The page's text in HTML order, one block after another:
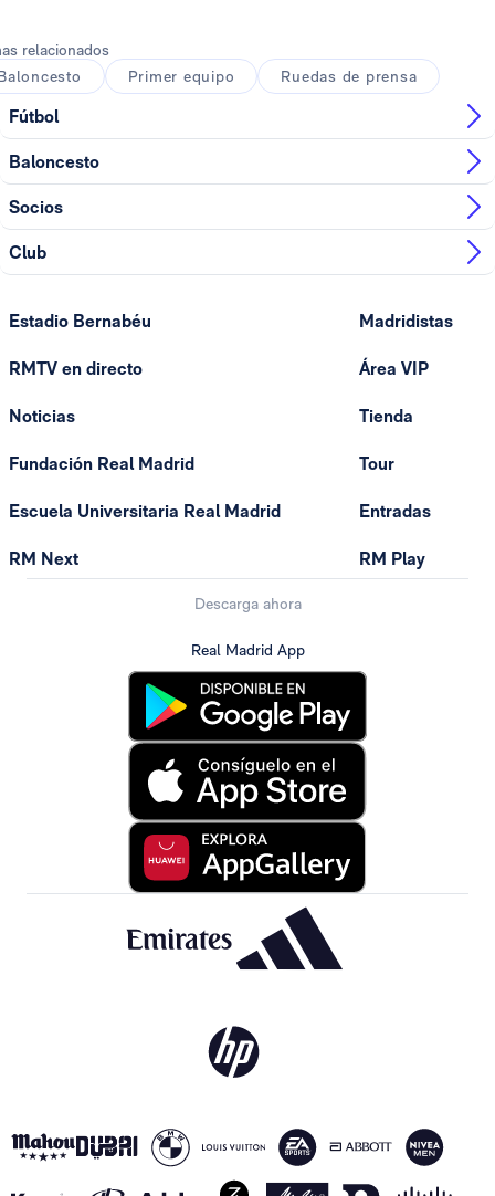
relacionados
Primer equipo Ruedas de prensa
Fútbol
Baloncesto
Socios
Club
Estadio Bernabéu
RMTV en directo
Noticias
Fundación Real Madrid
Escuela Universitaria Real Madrid
RM Next
Madridistas
Área VIP
Tienda
Tour
Entradas
RM Play
Descarga ahora
Real Madrid App